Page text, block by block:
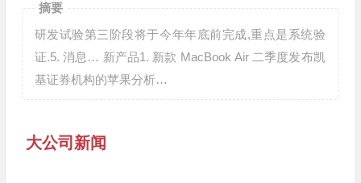
摘要
研发试验第三阶段将于今年年底前完成,重点是系统验
证.5. 消息… 新产品1. 新款 MacBook Air 二季度发布凯
基证券机构的苹果分析…
大公司新闻